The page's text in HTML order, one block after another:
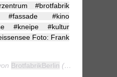
#brotfabrik
#fassade #kino
#kneipe #kultur
Foto: Frank
BrotfabrikBerlin (@brotfabrikberlin) am